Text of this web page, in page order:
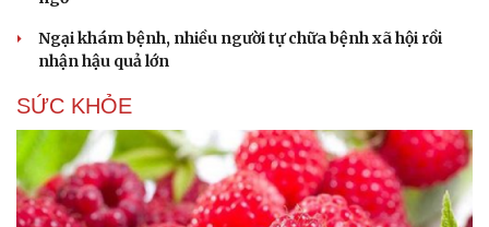
Ngại khám bệnh, nhiều người tự chữa bệnh xã hội rồi
nhận hậu quả lớn
SỨC KHỎE